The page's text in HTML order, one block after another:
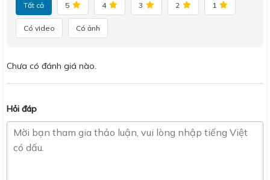
Tất cả 5 4 3 2 1
Có video Có ảnh
Chưa có đánh giá nào.
Hỏi đáp